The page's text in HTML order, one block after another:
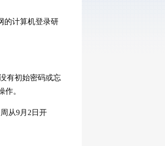
的计算机登录研
有初始密码或忘
。
从9月2日开